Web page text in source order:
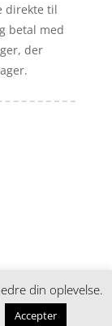
direkte til
betal med
der
af
og nogle
din oplevelse.
Accepter